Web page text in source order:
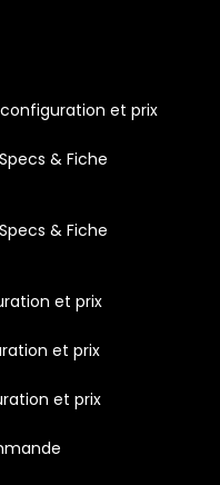
et prix
& Fiche
& Fiche
et prix
et prix
et prix